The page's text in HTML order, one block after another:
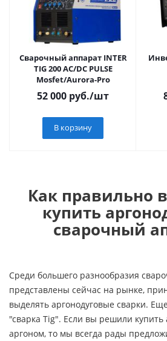
Сварочный аппарат INTER
TIG 200 AC/DC PULSE
Mosfet/Aurora-Pro
52 000 руб./шт
В корзину
Как правильно
купить
сварочный
Среди большего разнообразия
представлены сейчас на рынке,
выделять аргонодуговые сварки.
"сварка Tig". Если вы решили купить
аргоном, то мы всегда рады